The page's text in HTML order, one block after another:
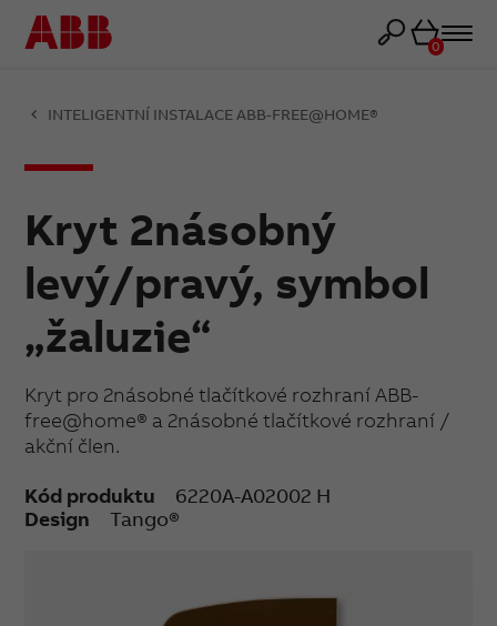
Košík
0
INTELIGENTNÍ INSTALACE ABB-FREE@HOME®
Kryt 2násobný
levý/pravý, symbol
„žaluzie“
Kryt pro 2násobné tlačítkové rozhraní ABB-
free@home® a 2násobné tlačítkové rozhraní /
akční člen.
Kód produktu
6220A-A02002 H
Design
Tango®